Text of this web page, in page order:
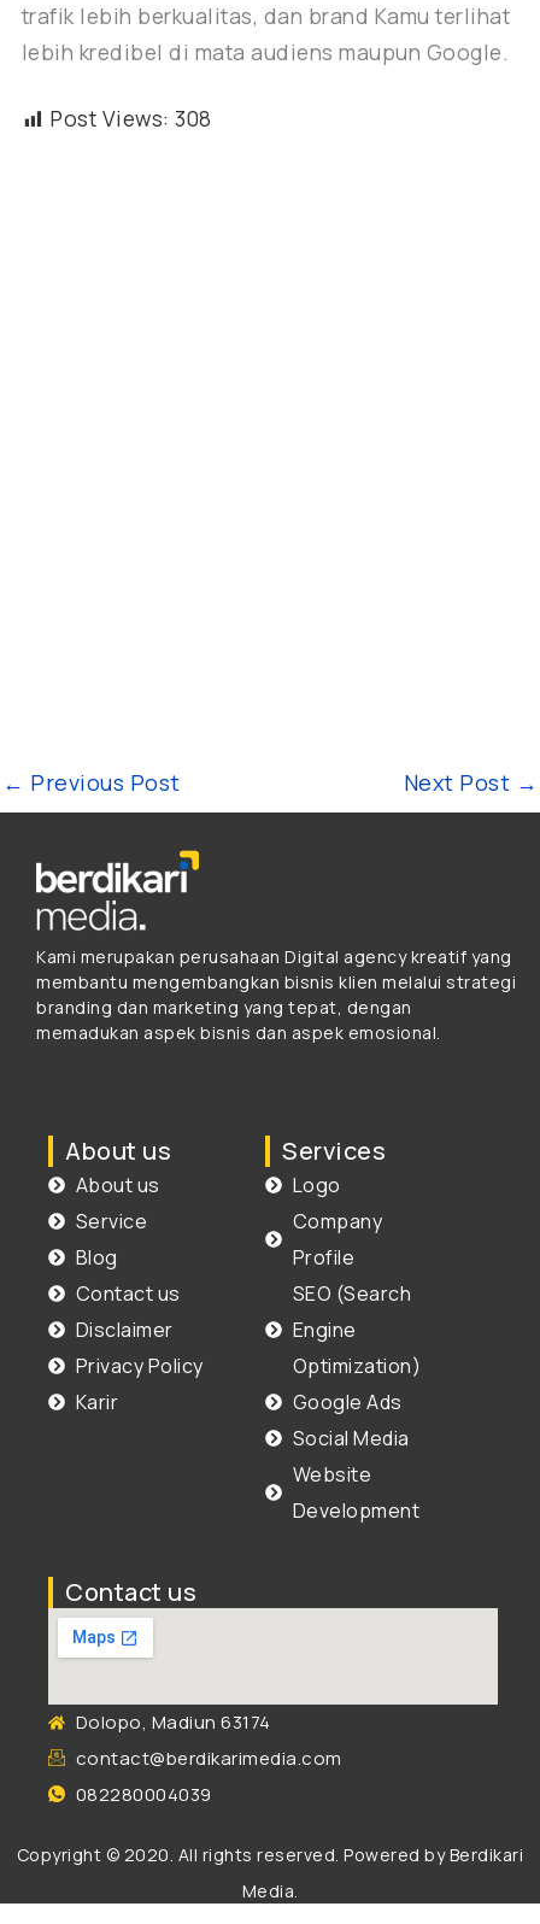
trafik lebih berkualitas, dan brand Kamu terlihat
lebih kredibel di mata audiens maupun Google.
Post Views: 308
← Previous Post Next Post →
Kami merupakan perusahaan Digital agency kreatif yang
membantu mengembangkan bisnis klien melalui strategi
branding dan marketing yang tepat, dengan
memadukan aspek bisnis dan aspek emosional.
About us
About us
Service
Blog
Contact us
Disclaimer
Privacy Policy
Karir
Services
Logo
Company
Profile
SEO (Search
Engine
Optimization)
Google Ads
Social Media
Website
Development
Contact us
Dolopo, Madiun 63174
contact@berdikarimedia.com
082280004039
Copyright © 2020. All rights reserved. Powered byBerdikari
Media.